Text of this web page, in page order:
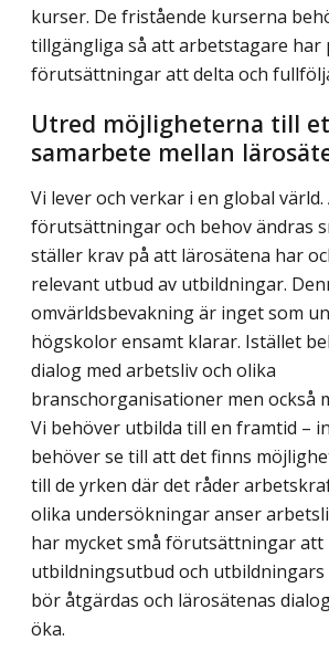
kurser. De fristående kurserna
tillgängliga så att arbetstagare har
förutsättningar att delta och
Utred möjligheterna till
samarbete mellan
Vi lever och verkar i en global
förutsättningar och behov ändras
ställer krav på att lärosätena har
relevant utbud av utbildningar.
omvärldsbevakning är inget som
högskolor ensamt klarar. Istället
dialog med arbetsliv och olika
branschorganisationer men också
Vi behöver utbilda till en framtid –
behöver se till att det finns
till de yrken där det råder
olika undersökningar anser
har mycket små förutsättningar att
utbildningsutbud och utbildningars
bör åtgärdas och lärosätenas
öka.